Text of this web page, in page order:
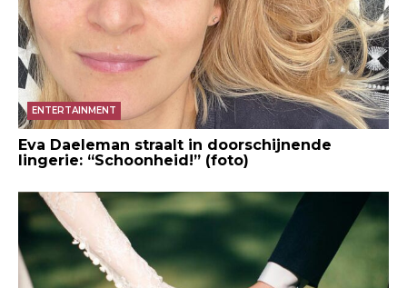
ENTERTAINMENT
Eva Daeleman straalt in doorschijnende
lingerie: “Schoonheid!” (foto)